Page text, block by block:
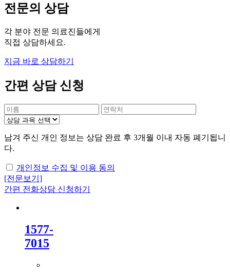
전문의 상담
각 분야 전문 의료진들에게
직접 상담하세요.
지금 바로 상담하기
간편 상담 신청
남겨 주신 개인 정보는 상담 완료 후 3개월 이내 자동 폐기됩니
다.
개인정보 수집 및 이용 동의
[전문보기]
간편 전화상담 신청하기
1577-
7015